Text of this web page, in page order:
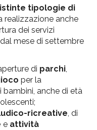
tipologie di
realizzazione anche
dei servizi
mese di settembre
di parchi,
per la
anche di età
ricreative, di
e attività